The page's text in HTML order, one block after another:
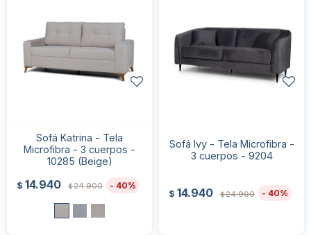
Sofá Katrina - Tela
Microfibra - 3 cuerpos -
10285 (Beige)
$ 14.940 $24.900 40
Sofá Ivy - Tela Microfibra -
3 cuerpos - 9204
$ 14.940 $24.900 40